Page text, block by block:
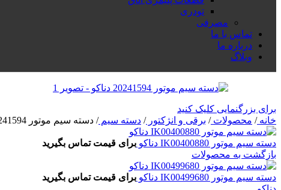
تودری
مصرفی
تماس با ما
درباره ما
وبلاگ
برای بزرگنمایی کلیک کنید
خانه/ محصولات/ برقی و انژکتور/ دسته سیم/ دسته سیم موتور 20241594 دناکو
دسته سیم موتور IK00400880 دناکو
برای قیمت تماس بگیرید
بازگشت به محصولات
دسته سیم موتور IK00499680 دناکو
برای قیمت تماس بگیرید